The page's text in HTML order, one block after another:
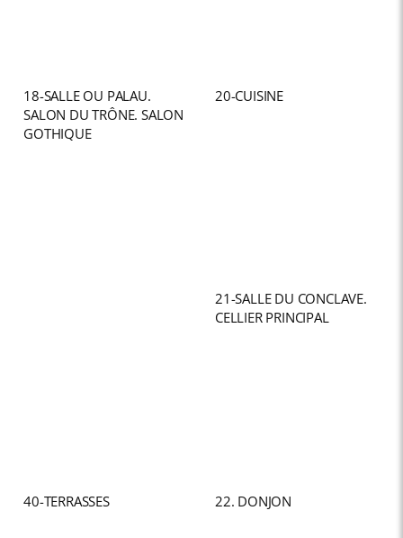
18-SALLE OU PALAU.
SALON DU TRÔNE. SALON
GOTHIQUE
20-CUISINE
21-SALLE DU CONCLAVE.
CELLIER PRINCIPAL
40-TERRASSES 22. DONJON